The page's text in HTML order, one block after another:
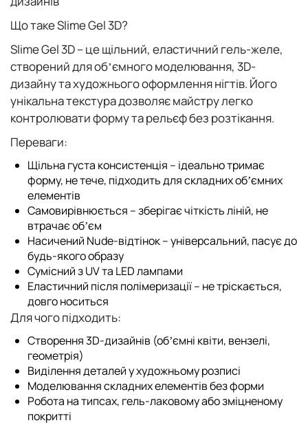
Що таке Slime Gel 3D?
Slime Gel 3D – це щільний, еластичний гель-желе,
створений для обʼємного моделювання, 3D-
дизайну та художнього оформлення нігтів. Його
унікальна текстура дозволяє майстру легко
контролювати форму та рельєф без розтікання.
Переваги:
Щільна густа консистенція – ідеально тримає
форму, не тече, підходить для складних обʼємних
елементів
Самовирівнюється – зберігає чіткість ліній, не
втрачає обʼєм
Насичений Nude-відтінок – універсальний, пасує до
будь-якого образу
Сумісний з UV та LED лампами
Еластичний після полімеризації – не тріскається,
довго носиться
Для чого підходить:
Створення 3D-дизайнів (обʼємні квіти, вензелі,
геометрія)
Виділення деталей у художньому розписі
Моделювання складних елементів без форми
Робота на типсах, гель-лаковому або зміцненому
покритті